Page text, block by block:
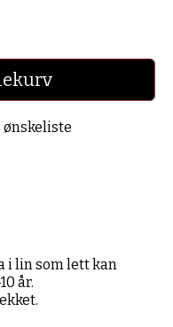
ønskeliste
i lin som lett kan
år.